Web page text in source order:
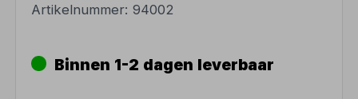
Artikelnummer:94002
Binnen 1-2 dagen leverbaar